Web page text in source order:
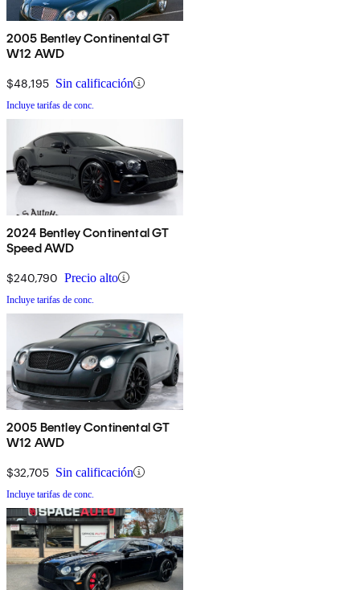
2005 Bentley Continental GT
W12 AWD
$48,195 Sin calificación
Incluye tarifas de conc.
2024 Bentley Continental GT
Speed AWD
$240,790 Precio alto
Incluye tarifas de conc.
2005 Bentley Continental GT
W12 AWD
$32,705 Sin calificación
Incluye tarifas de conc.